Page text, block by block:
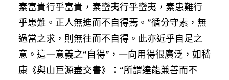
素富貴行乎富貴，素蠻夷行乎蠻夷，素患難行
乎患難。正人無進而不自得焉。”循分守素，無
過當之求，則無往而不自得。此亦近乎自足之
意。這一意義之“自得”，一向用得很廣泛，如嵇
康《與山巨源盡交書》：“所謂達能兼善而不